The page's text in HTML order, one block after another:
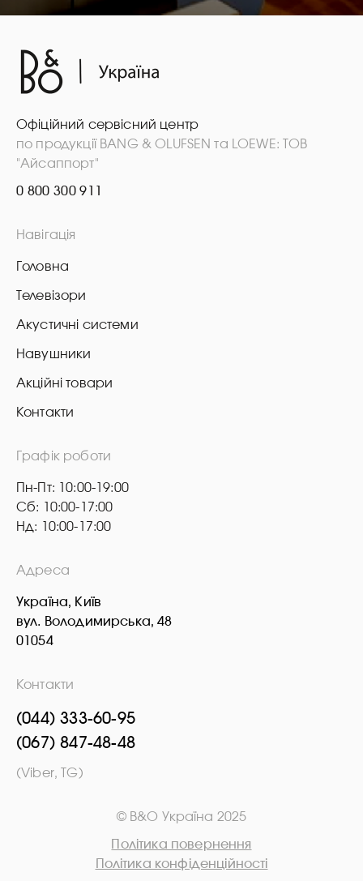
Офіційний сервісний центр
по продукції BANG & OLUFSEN та LOEWE: ТОВ
"Айсаппорт"
0 800 300 911
Навігація
Головна
Телевізори
Акустичні системи
Навушники
Акційні товари
Контакти
Графік роботи
Пн-Пт: 10:00-19:00
Сб: 10:00-17:00
Нд: 10:00-17:00
Адреса
Україна, Київ
вул. Володимирська, 48
01054
Контакти
(044) 333-60-95
(067) 847-48-48
(Viber, TG)
© B&O Україна 2025
Політика повернення
Політика конфіденційності